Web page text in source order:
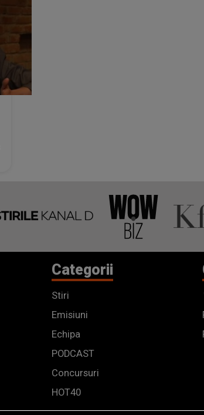
Categorii
Stiri
Emisiuni
Echipa
PODCAST
Concursuri
HOT40